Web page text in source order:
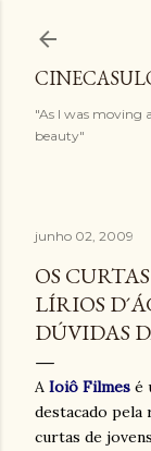
"As I was moving
beauty"
junho 02, 2009
OS
LÍRIOS
DÚVIDAS
A Ioiô Filmes é
destacado pela
curtas de